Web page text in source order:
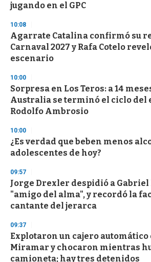
jugando en el GPC
10:08
Agarrate Catalina confirmó su
Carnaval 2027 y Rafa Cotelo
escenario
10:00
Sorpresa en Los Teros: a 14
Australia se terminó el ciclo del
Rodolfo Ambrosio
10:00
¿Es verdad que beben menos
adolescentes de hoy?
09:57
Jorge Drexler despidió a Gabriel
"amigo del alma", y recordó la
cantante del jerarca
09:37
Explotaron un cajero automático
Miramar y chocaron mientras
camioneta; hay tres detenidos